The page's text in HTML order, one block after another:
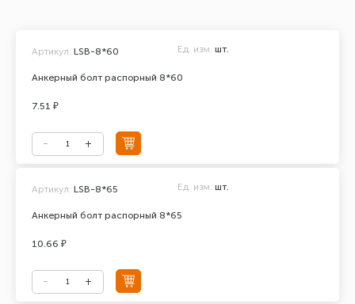
Анкерный болт распорный 8*60
Артикул: LSB-8*60 Ед. изм. шт.
7.51 ₽
Анкерный болт распорный 8*65
Артикул: LSB-8*65 Ед. изм. шт.
10.66 ₽